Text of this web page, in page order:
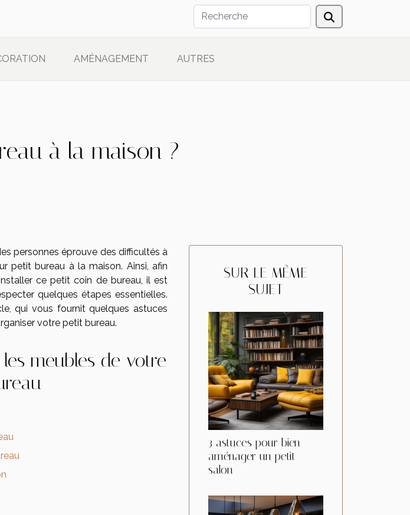
AMÉNAGEMENT AUTRES
à la maison ?
personnes éprouve des difficultés à
petit bureau à la maison. Ainsi, afin
ce petit coin de bureau, il est
quelques étapes essentielles.
qui vous fournit quelques astuces
votre petit bureau.
meubles de votre
SUR LE MÊME
SUJET
3 astuces pour bien
aménager un petit
salon